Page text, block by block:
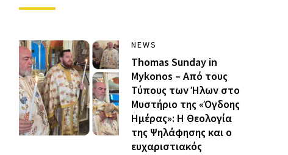
NEWS
Thomas Sunday in
Mykonos – Από τους
Τύπους των Ήλων στο
Μυστήριο της «Όγδοης
Ημέρας»: Η Θεολογία
της Ψηλάφησης και ο
ευχαριστιακός